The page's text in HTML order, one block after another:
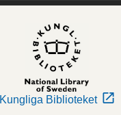
Kungliga Biblioteket